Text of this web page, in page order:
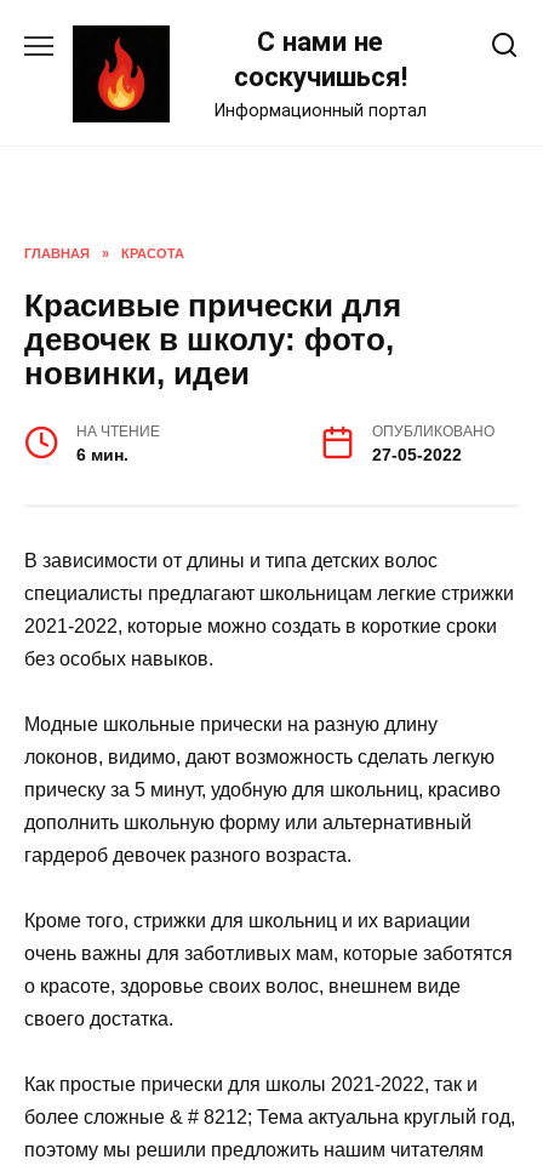
С нами не
соскучишься!
Информационный портал
ГЛАВНАЯ » КРАСОТА
Красивые прически для
девочек в школу: фото,
новинки, идеи
НА ЧТЕНИЕ
6 мин.
ОПУБЛИКОВАНО
27-05-2022
В зависимости от длины и типа детских волос
специалисты предлагают школьницам легкие стрижки
2021-2022, которые можно создать в короткие сроки
без особых навыков.
Модные школьные прически на разную длину
локонов, видимо, дают возможность сделать легкую
прическу за 5 минут, удобную для школьниц, красиво
дополнить школьную форму или альтернативный
гардероб девочек разного возраста.
Кроме того, стрижки для школьниц и их вариации
очень важны для заботливых мам, которые заботятся
о красоте, здоровье своих волос, внешнем виде
своего достатка.
Как простые прически для школы 2021-2022, так и
более сложные & # 8212; Тема актуальна круглый год,
поэтому мы решили предложить нашим читателям